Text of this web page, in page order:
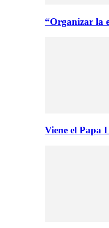
“Organizar la
Viene el Papa